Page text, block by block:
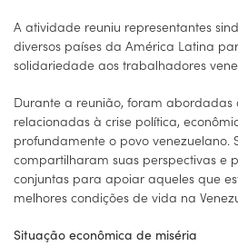
A atividade reuniu representantes
diversos países da América Latina
solidariedade aos trabalhadores
Durante a reunião, foram abordadas
relacionadas à crise política,
profundamente o povo venezuelano.
compartilharam suas perspectivas e
conjuntas para apoiar aqueles que
melhores condições de vida na
Situação econômica de miséria